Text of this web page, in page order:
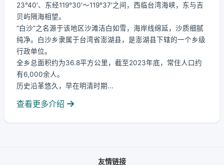
23°40′、东经119°30′～119°37′之间，西临台湾海峡，东与吉
贝屿隔海相望。
“白沙”之名源于该地区沙滩洁白如雪，海岸线绵延，沙质细腻
纯净。白沙乡隶属于台湾省澎湖县，是澎湖县下辖的一个乡级
行政单位。
全乡总面积约为36.8平方公里，截至2023年底，常住人口约
有6,000余人。
历史沿革悠久，早在明清时期...
查看更多介绍
友情链接